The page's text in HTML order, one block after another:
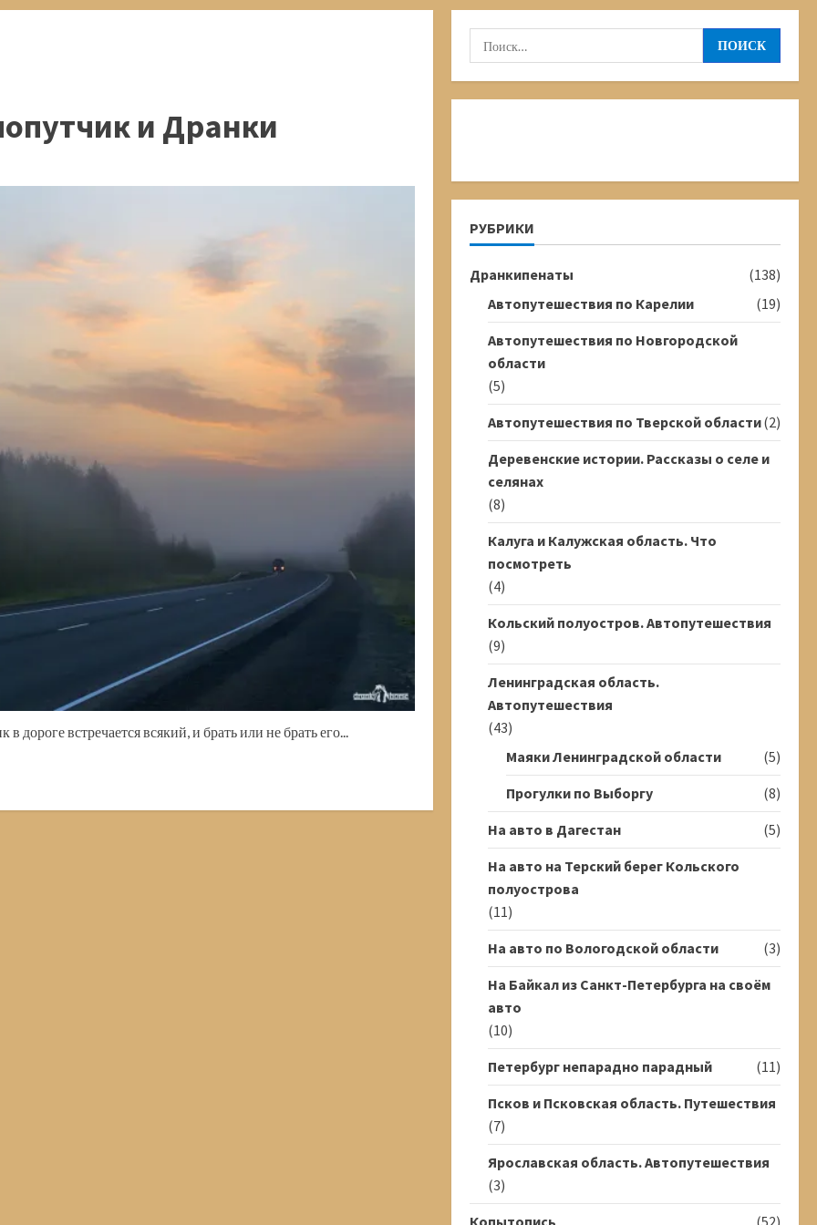
и Дранки
встречается всякий, и брать или не брать его...
Найти:
РУБРИКИ
Дранкипенаты
(138)
Автопутешествия по Карелии
(19)
Автопутешествия по Новгородской
области
(5)
Автопутешествия по Тверской области(2)
Деревенские истории. Рассказы о селе и
селянах
(8)
Калуга и Калужская область. Что
посмотреть
(4)
Кольский полуостров. Автопутешествия
(9)
Ленинградская область.
Автопутешествия
(43)
Маяки Ленинградской области
(5)
Прогулки по Выборгу
(8)
На авто в Дагестан
(5)
На авто на Терский берег Кольского
полуострова
(11)
На авто по Вологодской области
(3)
На Байкал из Санкт-Петербурга на своём
авто
(10)
Петербург непарадно парадный
(11)
Псков и Псковская область. Путешествия
(7)
Ярославская область. Автопутешествия
(3)
Копытопись
(52)